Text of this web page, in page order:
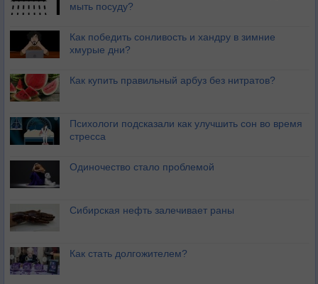
мыть посуду?
Как победить сонливость и хандру в зимние
хмурые дни?
Как купить правильный арбуз без нитратов?
Психологи подсказали как улучшить сон во время
стресса
Одиночество стало проблемой
Сибирская нефть залечивает раны
Как стать долгожителем?